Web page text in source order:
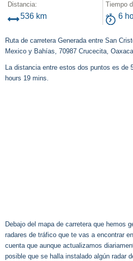
Distancia:
536 km
Tiempo
6
Ruta de carretera Generada entre San
Mexico y Bahías, 70987 Crucecita,
La distancia entre estos dos puntos es de
hours 19 mins.
Debajo del mapa de carretera que hemos
radares de tráfico que te vas a encontrar
cuenta que aunque actualizamos
posible que se halla instalado algún radar